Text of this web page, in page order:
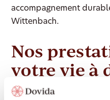
accompagnement
Wittenbach.
Nos
votre vie à
Wittenbach